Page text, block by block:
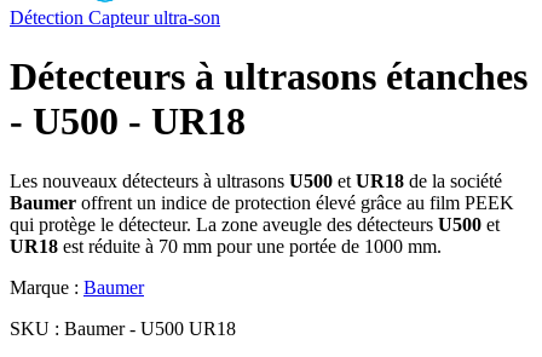
Détection Capteur ultra-son
Détecteurs à ultrasons étanches
- U500 - UR18
Les nouveaux détecteurs à ultrasons U500 et UR18 de la société
Baumer offrent un indice de protection élevé grâce au film PEEK
qui protège le détecteur. La zone aveugle des détecteurs U500 et
UR18 est réduite à 70 mm pour une portée de 1000 mm.
Marque : Baumer
SKU : Baumer - U500 UR18